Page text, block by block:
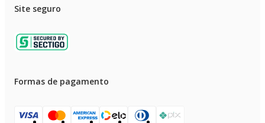
Site seguro
Formas de pagamento